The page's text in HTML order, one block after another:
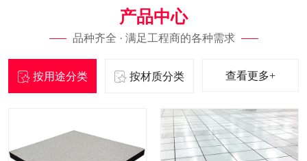
产品中心
品种齐全 · 满足工程商的各种需求
按用途分类 按材质分类 查看更多+